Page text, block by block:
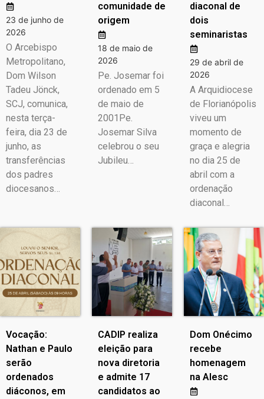
23 de junho de
2026
O Arcebispo
Metropolitano,
Dom Wilson
Tadeu Jönck,
SCJ, comunica,
nesta terça-
feira, dia 23 de
junho, as
transferências
dos padres
diocesanos…
comunidade de
origem
18 de maio de
2026
Pe. Josemar foi
ordenado em 5
de maio de
2001Pe.
Josemar Silva
celebrou o seu
Jubileu…
diaconal de
dois
seminaristas
29 de abril de
2026
A Arquidiocese
de Florianópolis
viveu um
momento de
graça e alegria
no dia 25 de
abril com a
ordenação
diaconal…
Vocação:
Nathan e Paulo
serão
ordenados
diáconos, em
CADIP realiza
eleição para
nova diretoria
e admite 17
candidatos ao
Dom Onécimo
recebe
homenagem
na Alesc